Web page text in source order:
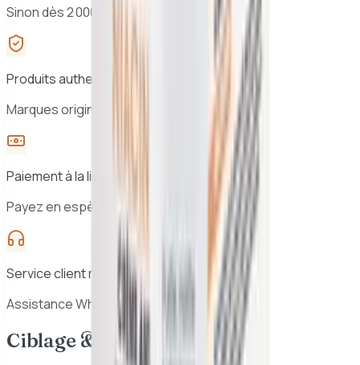
Sinon dès 2 000 F CFA · 24h à 48h au Sénégal
Produits authentiques
Marques originales, sélection vérifiée
Paiement à la livraison
Payez en espèces à la réception
Service client réactif
Assistance WhatsApp 7j/7
Ciblage & Bénéfices